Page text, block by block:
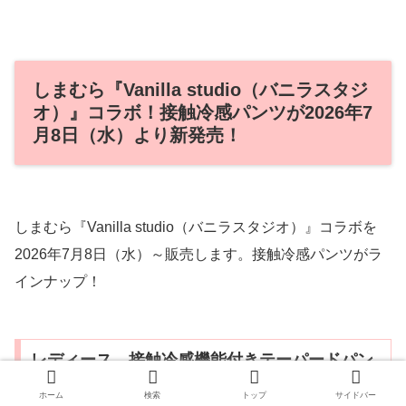
しまむら『Vanilla studio（バニラスタジ
オ）』コラボ！接触冷感パンツが2026年7
月8日（水）より新発売！
しまむら『Vanilla studio（バニラスタジオ）』コラボを
2026年7月8日（水）～販売します。接触冷感パンツがラ
インナップ！
レディース 接触冷感機能付きテーパードパン
ツ（Vanilla Studio Biz） 2,490円（税込
2,739円）
ホーム 検索 トップ サイドバー